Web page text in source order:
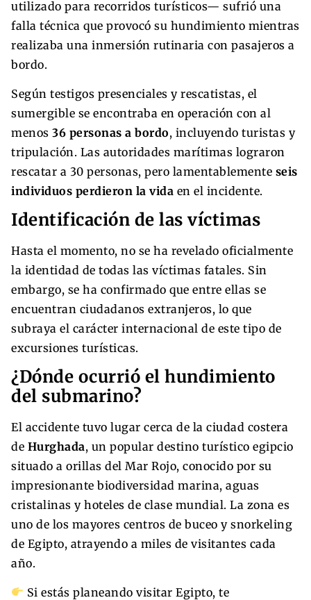
utilizado para recorridos turísticos— sufrió una
falla técnica que provocó su hundimiento mientras
realizaba una inmersión rutinaria con pasajeros a
bordo.
Según testigos presenciales y rescatistas, el
sumergible se encontraba en operación con al
menos 36 personas a bordo, incluyendo turistas y
tripulación. Las autoridades marítimas lograron
rescatar a 30 personas, pero lamentablemente seis
individuos perdieron la vida en el incidente.
Identificación de las víctimas
Hasta el momento, no se ha revelado oficialmente
la identidad de todas las víctimas fatales. Sin
embargo, se ha confirmado que entre ellas se
encuentran ciudadanos extranjeros, lo que
subraya el carácter internacional de este tipo de
excursiones turísticas.
¿Dónde ocurrió el hundimiento
del submarino?
El accidente tuvo lugar cerca de la ciudad costera
de Hurghada, un popular destino turístico egipcio
situado a orillas del Mar Rojo, conocido por su
impresionante biodiversidad marina, aguas
cristalinas y hoteles de clase mundial. La zona es
uno de los mayores centros de buceo y snorkeling
de Egipto, atrayendo a miles de visitantes cada
año.
Si estás planeando visitar Egipto, te